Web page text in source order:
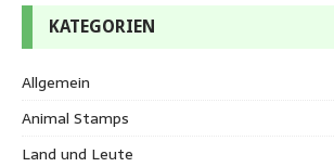
KATEGORIEN
Allgemein
Animal Stamps
Land und Leute